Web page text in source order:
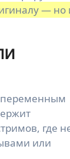
— но
переменным
где
или